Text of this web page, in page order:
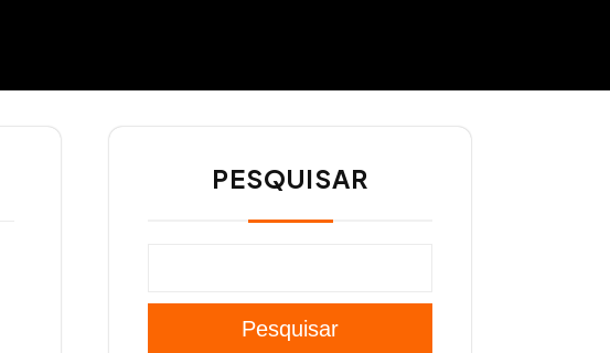
PESQUISAR
Pesquisar